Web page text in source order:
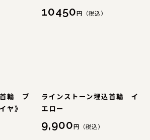
コーディネート
一覧
10450円（税込）
首輪 ブ
ヤ》
ラインストーン埋込首輪 イ
エロー
9,900円（税込）